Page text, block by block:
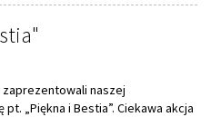
zaprezentowali naszej
„Piękna i Bestia”. Ciekawa akcja